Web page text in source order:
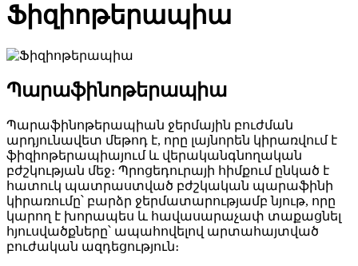
Ֆիզիոթերապիա
Պարաֆինոթերապիա
Պարաֆինոթերապիան ջերմային բուժման
արդյունավետ մեթոդ է, որը լայնորեն կիրառվում է
ֆիզիոթերապիայում և վերականգնողական
բժշկության մեջ։ Պրոցեդուրայի հիմքում ընկած է
հատուկ պատրաստված բժշկական պարաֆինի
կիրառումը՝ բարձր ջերմատարությամբ նյութ, որը
կարող է խորապես և հավասարաչափ տաքացնել
հյուսվածքները՝ ապահովելով արտահայտված
բուժական ազդեցություն։